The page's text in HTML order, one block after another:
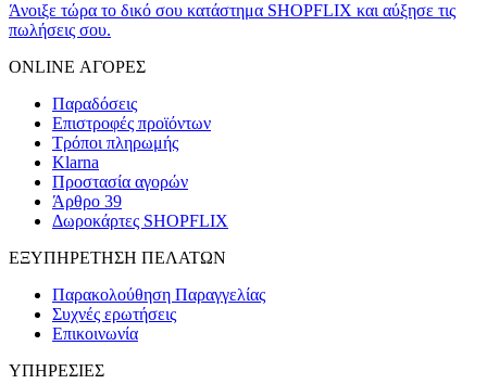
Άνοιξε τώρα το δικό σου κατάστημα SHOPFLIX και αύξησε τις
πωλήσεις σου.
ONLINE ΑΓΟΡΕΣ
Παραδόσεις
Επιστροφές προϊόντων
Τρόποι πληρωμής
Klarna
Προστασία αγορών
Άρθρο 39
Δωροκάρτες SHOPFLIX
ΕΞΥΠΗΡΕΤΗΣΗ ΠΕΛΑΤΩΝ
Παρακολούθηση Παραγγελίας
Συχνές ερωτήσεις
Επικοινωνία
ΥΠΗΡΕΣΙΕΣ